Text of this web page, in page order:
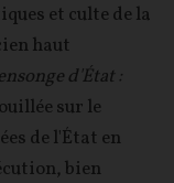
et culte de la
haut
d'État :
sur le
de l'État en
bien